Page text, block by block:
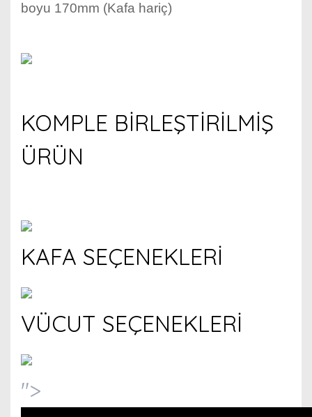
boyu 170mm (Kafa hariç)
KOMPLE BİRLEŞTİRİLMİŞ
ÜRÜN
KAFA SEÇENEKLERİ
VÜCUT SEÇENEKLERİ
">